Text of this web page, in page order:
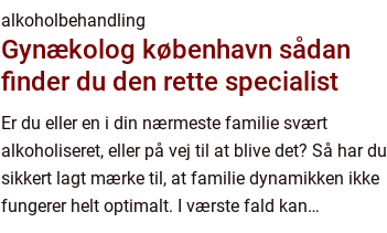
alkoholbehandling
Gynækolog københavn sådan
finder du den rette specialist
Er du eller en i din nærmeste familie svært
alkoholiseret, eller på vej til at blive det? Så har du
sikkert lagt mærke til, at familie dynamikken ikke
fungerer helt optimalt. I værste fald kan